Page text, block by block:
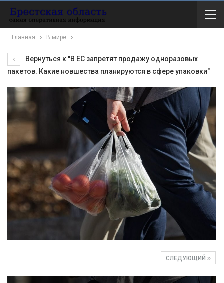
Главная В мире
Вернуться к "В ЕС запретят продажу одноразовых
пакетов. Какие новшества планируются в сфере упаковки"
СЛЕДУЮЩИЙ